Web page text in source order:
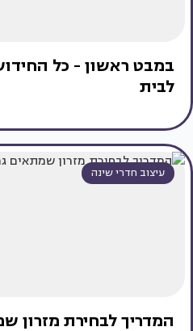
במבט ראשון - כל
לבית
עיצוב חדרי שינה
המדריך לבחירת מזרון